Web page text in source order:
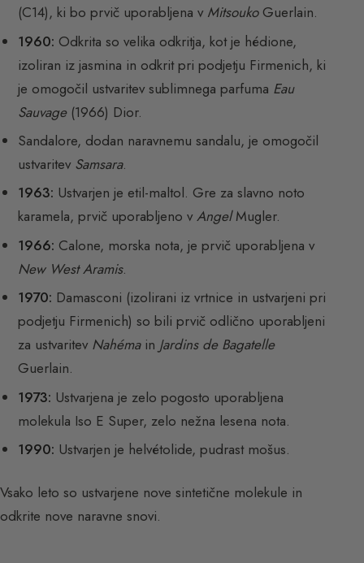
(C14), ki bo prvič uporabljena v MitsoukoGuerlain.
1960: Odkrita so velika odkritja, kot je hédione,
izoliran iz jasmina in odkrit pri podjetju Firmenich, ki
je omogočil ustvaritev sublimnega parfuma Eau
Sauvage(1966) Dior.
Sandalore, dodan naravnemu sandalu, je omogočil
ustvaritev Samsara.
1963: Ustvarjen je etil-maltol. Gre za slavno noto
karamela, prvič uporabljeno vAngelMugler.
1966: Calone, morska nota, je prvič uporabljena v
New West Aramis.
1970: Damasconi (izolirani iz vrtnice in ustvarjeni pri
podjetju Firmenich) so bili prvič odlično uporabljeni
za ustvaritev Nahémain Jardins de Bagatelle
Guerlain.
1973: Ustvarjena je zelo pogosto uporabljena
molekula Iso E Super, zelo nežna lesena nota.
1990: Ustvarjen je helvétolide, pudrast mošus.
Vsako leto so ustvarjene nove sintetične molekule in
odkrite nove naravne snovi.